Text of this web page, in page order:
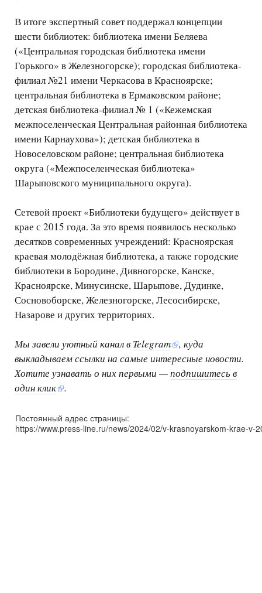
В итоге экспертный совет поддержал концепции
шести библиотек: библиотека имени Беляева
(«Центральная городская библиотека имени
Горького» в Железногорске); городская библиотека-
филиал №21 имени Черкасова в Красноярске;
центральная библиотека в Ермаковском районе;
детская библиотека-филиал № 1 («Кежемская
межпоселенческая Центральная районная библиотека
имени Карнаухова»); детская библиотека в
Новоселовском районе; центральная библиотека
округа («Межпоселенческая библиотека»
Шарыповского муниципального округа).
Сетевой проект «Библиотеки будущего» действует в
крае с 2015 года. За это время появилось несколько
десятков современных учреждений: Красноярская
краевая молодёжная библиотека, а также городские
библиотеки в Бородине, Дивногорске, Канске,
Красноярске, Минусинске, Шарыпове, Дудинке,
Сосновоборске, Железногорске, Лесосибирске,
Назарове и других территориях.
Мы завели уютный канал в Telegram
, куда
выкладываем ссылки на самые интересные новости.
Хотите узнавать о них первыми —подпишитесь в
один клик
.
Постоянный адрес страницы:
https://www.press-line.ru/news/2024/02/v-krasnoyarskom-krae-